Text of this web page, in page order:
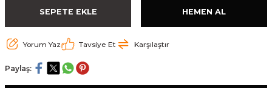
SEPETE EKLE HEMEN AL
Yorum Yaz Tavsiye Et Karşılaştır
Paylaş: